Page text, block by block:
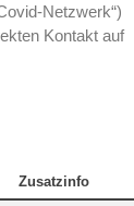
Netzwerk“)
Kontakt auf
Zusatzinfo